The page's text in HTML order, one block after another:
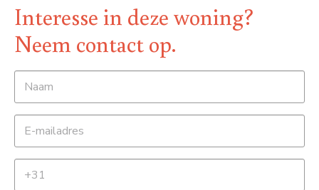
Interesse in deze woning?
Neem contact op.